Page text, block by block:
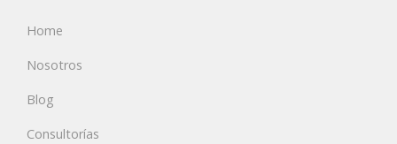
Home
Nosotros
Blog
Consultorías